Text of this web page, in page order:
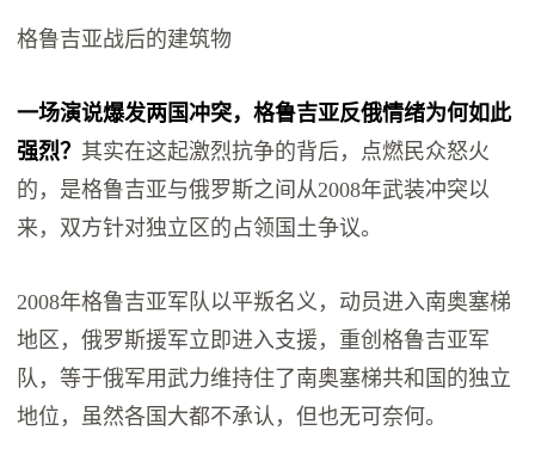
格鲁吉亚战后的建筑物
一场演说爆发两国冲突，格鲁吉亚反俄情绪为何如此
强烈？ 其实在这起激烈抗争的背后，点燃民众怒火
的，是格鲁吉亚与俄罗斯之间从2008年武装冲突以
来，双方针对独立区的占领国土争议。
2008年格鲁吉亚军队以平叛名义，动员进入南奥塞梯
地区，俄罗斯援军立即进入支援，重创格鲁吉亚军
队，等于俄军用武力维持住了南奥塞梯共和国的独立
地位，虽然各国大都不承认，但也无可奈何。